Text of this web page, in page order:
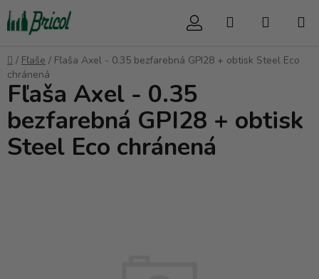
Prejsť
na
obsah
Hľadať
Domov
/ Fľaše / Fľaša Axel - 0.35 bezfarebná GPI28 + obtisk Steel Eco
chránená
Fľaša Axel - 0.35
bezfarebná GPI28 + obtisk
Steel Eco chránená